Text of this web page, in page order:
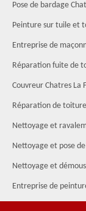
Pose de bardage
Peinture sur tuile et
Entreprise de
Réparation fuite de
Couvreur Chatres La
Réparation de
Nettoyage et
Nettoyage et pose
Nettoyage et
Entreprise de